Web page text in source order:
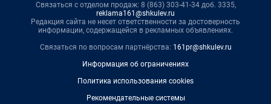
Связаться с отделом продаж: 8 (863) 303-41-34 доб. 3335,
reklama161@shkulev.ru
Редакция сайта не несет ответственности за достоверность
информации, содержащейся в рекламных объявлениях.
Связаться по вопросам партнёрства: 161pr@shkulev.ru
Информация об ограничениях
Политика использования cookies
Рекомендательные системы